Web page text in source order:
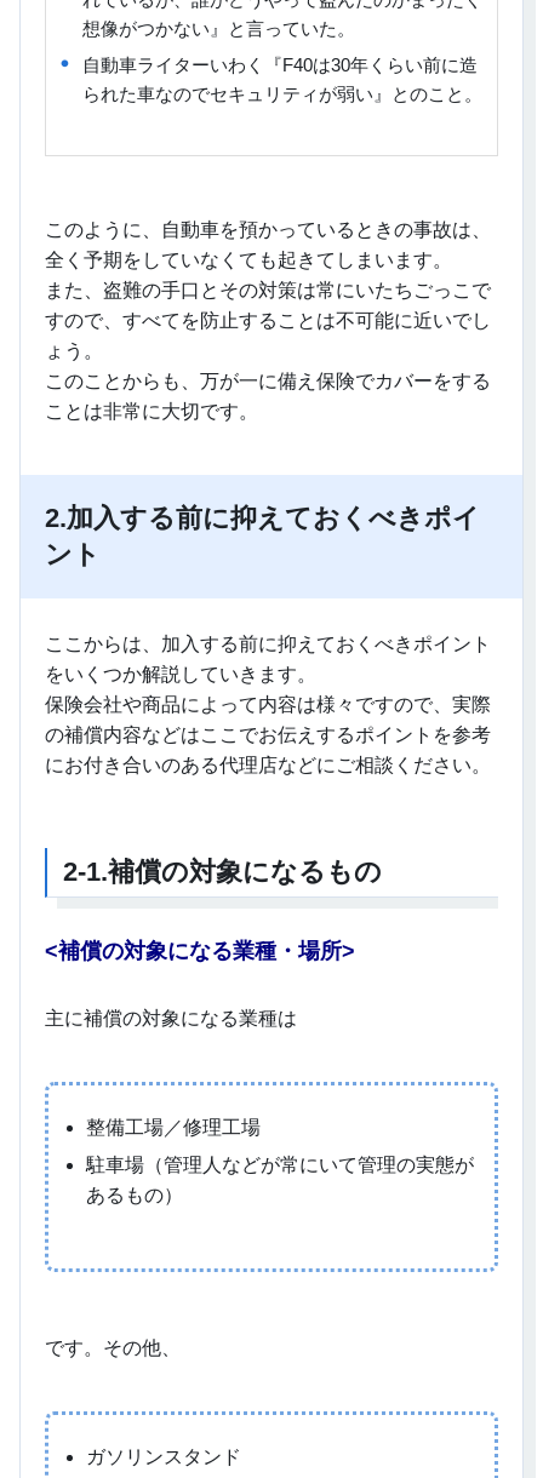
想像がつかない』と言っていた。
自動車ライターいわく『F40は30年くらい前に造
られた車なのでセキュリティが弱い』とのこと。
このように、自動車を預かっているときの事故は、
全く予期をしていなくても起きてしまいます。
また、盗難の手口とその対策は常にいたちごっこで
すので、すべてを防止することは不可能に近いでし
ょう。
このことからも、万が一に備え保険でカバーをする
ことは非常に大切です。
2.加入する前に抑えておくべきポイ
ント
ここからは、加入する前に抑えておくべきポイント
をいくつか解説していきます。
保険会社や商品によって内容は様々ですので、実際
の補償内容などはここでお伝えするポイントを参考
にお付き合いのある代理店などにご相談ください。
2-1.補償の対象になるもの
<補償の対象になる業種・場所>
主に補償の対象になる業種は
整備工場／修理工場
駐車場（管理人などが常にいて管理の実態が
あるもの）
です。その他、
ガソリンスタンド